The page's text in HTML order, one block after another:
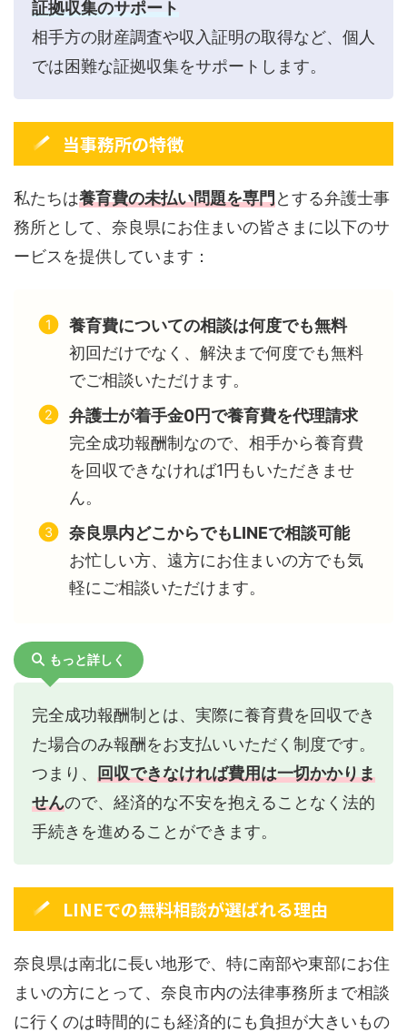
証拠収集のサポート
相手方の財産調査や収入証明の取得など、個人
では困難な証拠収集をサポートします。
当事務所の特徴
私たちは養育費の未払い問題を専門とする弁護士事
務所として、奈良県にお住まいの皆さまに以下のサ
ービスを提供しています：
養育費についての相談は何度でも無料
初回だけでなく、解決まで何度でも無料
でご相談いただけます。
弁護士が着手金0円で養育費を代理請求
完全成功報酬制なので、相手から養育費
を回収できなければ1円もいただきませ
ん。
奈良県内どこからでもLINEで相談可能
お忙しい方、遠方にお住まいの方でも気
軽にご相談いただけます。
もっと詳しく
完全成功報酬制とは、実際に養育費を回収でき
た場合のみ報酬をお支払いいただく制度です。
つまり、 回収できなければ費用は一切かかりま
せんので、経済的な不安を抱えることなく法的
手続きを進めることができます。
LINEでの無料相談が選ばれる理由
奈良県は南北に長い地形で、特に南部や東部にお住
まいの方にとって、奈良市内の法律事務所まで相談
に行くのは時間的にも経済的にも負担が大きいもの